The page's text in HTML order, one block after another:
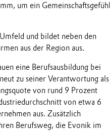
um ein Gemeinschaftsgefühl
und bildet neben den
aus der Region aus.
eine Berufsausbildung bei
zu seiner Verantwortung als
von rund 9 Prozent
von etwa 6
aus. Zusätzlich
Berufsweg, die Evonik im